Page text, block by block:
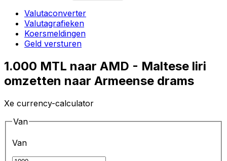
Valutaconverter
Valutagrafieken
Koersmeldingen
Geld versturen
1.000 MTL naar AMD - Maltese liri
omzetten naar Armeense drams
Xe currency-calculator
Van
Van